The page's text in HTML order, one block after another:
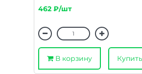
462 ₽/шт
В корзину